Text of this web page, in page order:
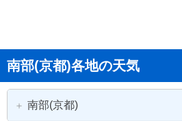
南部(京都)各地の天気
南部(京都)